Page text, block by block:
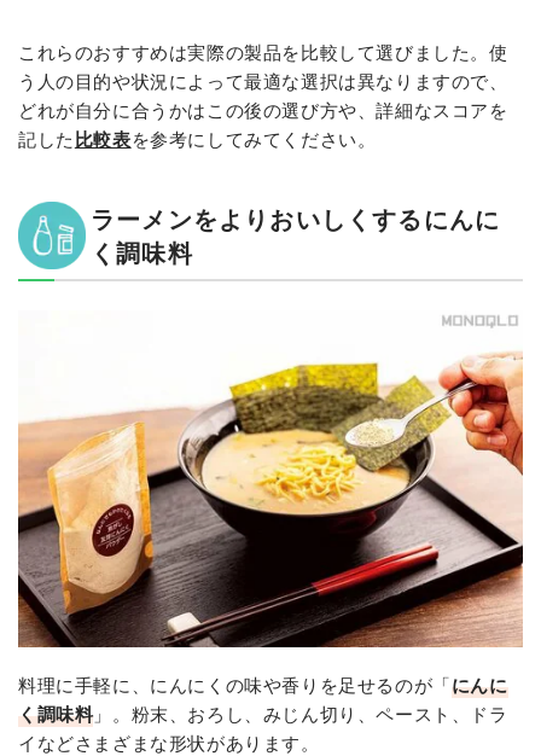
これらのおすすめは実際の製品を比較して選びました。使
う人の目的や状況によって最適な選択は異なりますので、
どれが自分に合うかはこの後の選び方や、詳細なスコアを
記した比較表を参考にしてみてください。
ラーメンをよりおいしくするにんに
く調味料
料理に手軽に、にんにくの味や香りを足せるのが「にんに
く調味料」。粉末、おろし、みじん切り、ペースト、ドラ
イなどさまざまな形状があります。